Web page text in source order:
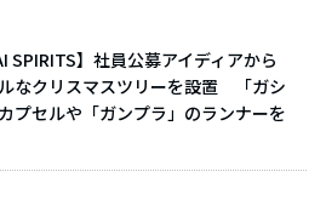
SPIRITS】社員公募アイディアから
なクリスマスツリーを設置 「ガシ
プセルや「ガンプラ」のランナーを